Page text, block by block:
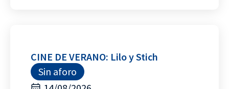
CINE DE VERANO: Lilo y Stich
Sin aforo